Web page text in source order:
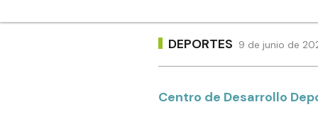
DEPORTES 9 de junio de
Centro de Desarrollo